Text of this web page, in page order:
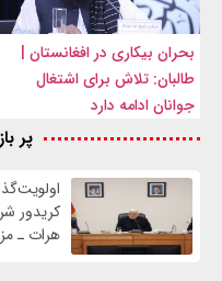
بحران بیکاری در افغانستان |
طالبان: تلاش برای اشتغال
جوانان ادامه دارد
پر
کریدور
هرات ـ